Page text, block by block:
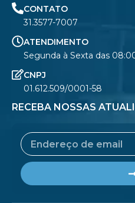
CONTATO
31.3577-7007
ATENDIMENTO
Segunda à Sexta das
CNPJ
01.612.509/0001-58
RECEBA NOSSAS
Email